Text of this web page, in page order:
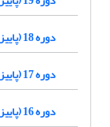
دوره 18 (پاییز 1395-1394)
دوره 17 (پاییز 1394-1393)
دوره 16 (پاییز 1393-1392)